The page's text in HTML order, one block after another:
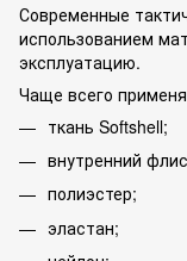
Современные
использованием
эксплуатацию.
Чаще всего
ткань Softshell;
внутренний
полиэстер;
эластан;